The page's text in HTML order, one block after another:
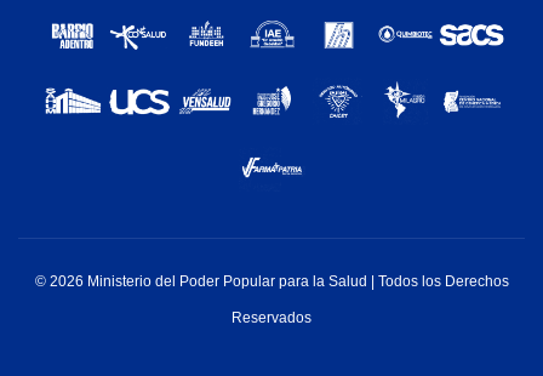
© 2026 Ministerio del Poder Popular para la Salud | Todos los Derechos
Reservados